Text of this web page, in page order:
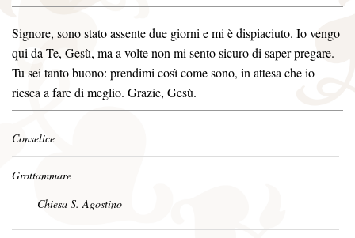
i
o
n
Signore, sono stato assente due giorni e mi è dispiaciuto. Io vengo
qui da Te, Gesù, ma a volte non mi sento sicuro di saper pregare.
Tu sei tanto buono: prendimi così come sono, in attesa che io
riesca a fare di meglio. Grazie, Gesù.
Conselice
Grottammare
Chiesa S. Agostino